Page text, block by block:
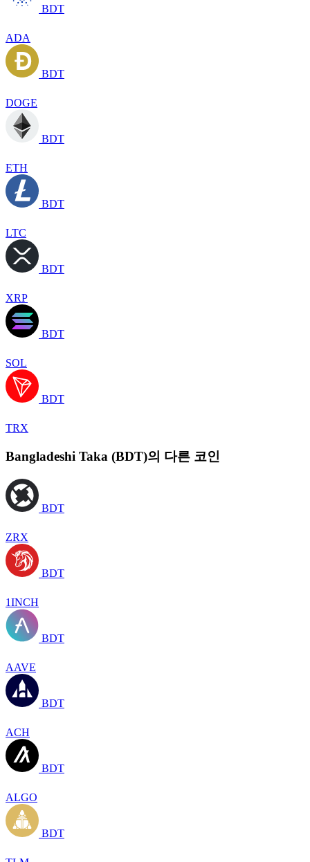
BDT
ADA
BDT
DOGE
BDT
ETH
BDT
LTC
BDT
XRP
BDT
SOL
BDT
TRX
Bangladeshi Taka (BDT)의 다른 코인
BDT
ZRX
BDT
1INCH
BDT
AAVE
BDT
ACH
BDT
ALGO
BDT